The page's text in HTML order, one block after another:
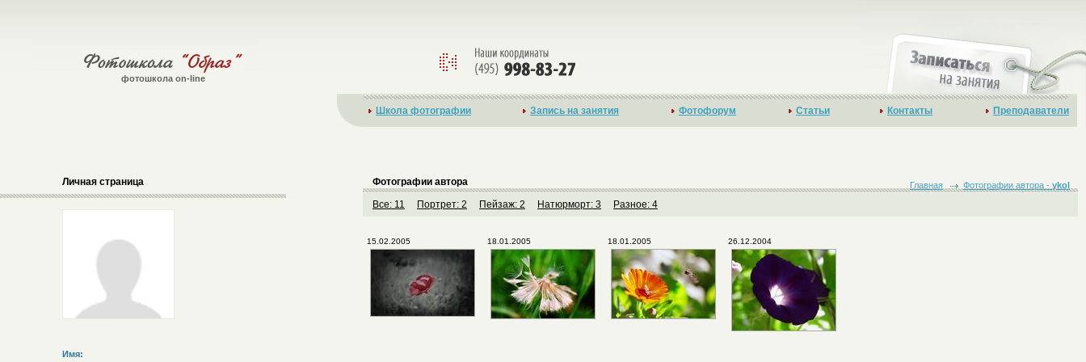
фотошкола on-line
Школа фотографии Запись на занятия Фотофорум Статьи Контакты Преподаватели
Личная страница
Имя:
Главная Фотографии автора - ykol
Фотографии автора
Все: 11 Портрет: 2 Пейзаж: 2 Натюрморт: 3 Разное: 4
15.02.2005 18.01.2005 18.01.2005 26.12.2004